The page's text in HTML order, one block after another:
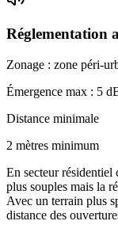
Réglementation
Zonage : zone péri-
Émergence max : 5
Distance minimale
2 mètres minimum
En secteur résidentiel
plus souples mais la
Avec un terrain plus
distance des